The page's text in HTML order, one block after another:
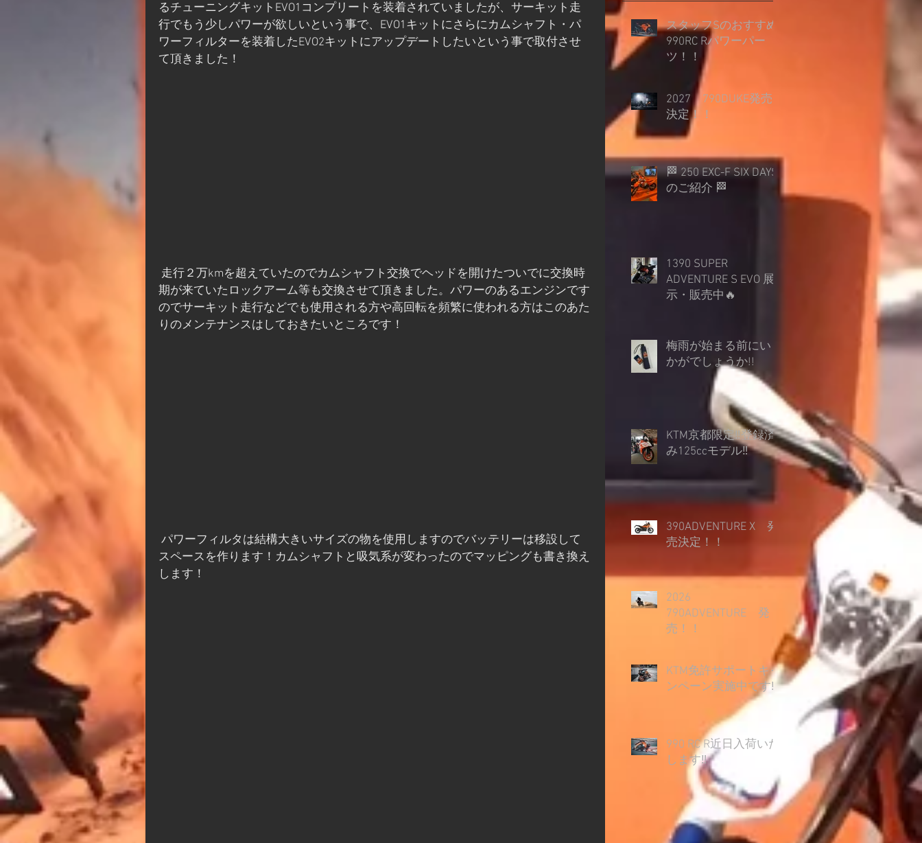
るチューニングキットEVO1コンプリートを装着されていましたが、サーキット走
行でもう少しパワーが欲しいという事で、EVO1キットにさらにカムシャフト・パ
ワーフィルターを装着したEVO2キットにアップデートしたいという事で取付させ
て頂きました！
期が来ていたロックアーム等も交換させて頂きました。パワーのあるエンジンです
のでサーキット走行などでも使用される方や高回転を頻繁に使われる方はこのあた
りのメンテナンスはしておきたいところです！
スペースを作ります！カムシャフトと吸気系が変わったのでマッピングも書き換え
します！
スタッフSのおすすめ
990RC Rパワーパー
ツ！！
2027 790DUKE発売
決定！！
🏁 250 EXC-F SIX DAYS
のご紹介 🏁
1390 SUPER
ADVENTURE S EVO 展
示・販売中🔥
梅雨が始まる前にい
かがでしょうか︎!!
KTM京都限定‼登録済
み125ccモデル‼
390ADVENTURE X 発
売決定！！
2026
790ADVENTURE 発
売！！
KTM免許サポートキャ
ンペーン実施中です‼
990 RC R近日入荷いた
します‼